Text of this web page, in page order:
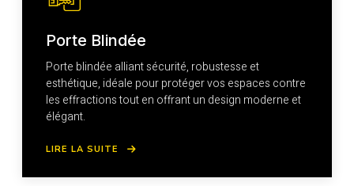
Porte Blindée
Porte blindée alliant sécurité, robustesse et
esthétique, idéale pour protéger vos espaces contre
les effractions tout en offrant un design moderne et
élégant.
LIRE LA SUITE